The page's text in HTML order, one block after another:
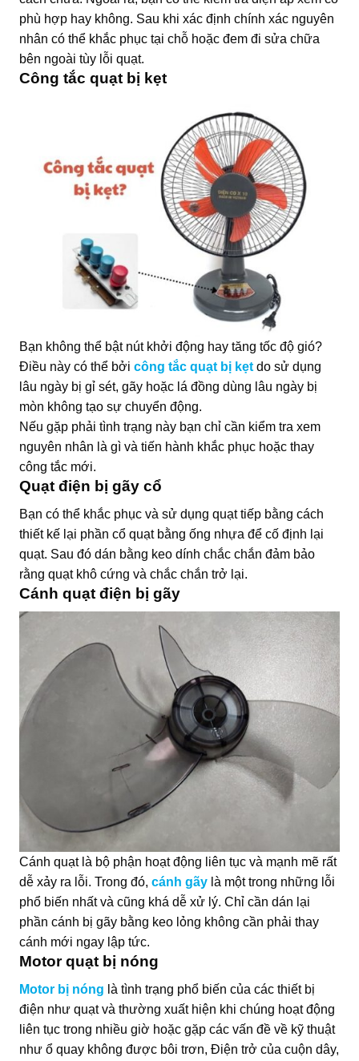
phù hợp hay không. Sau khi xác định chính xác nguyên
nhân có thể khắc phục tại chỗ hoặc đem đi sửa chữa
bên ngoài tùy lỗi quạt.
Công tắc quạt bị kẹt
Bạn không thể bật nút khởi động hay tăng tốc độ gió?
Điều này có thể bởi công tắc quạt bị kẹt do sử dụng
lâu ngày bị gỉ sét, gãy hoặc lá đồng dùng lâu ngày bị
mòn không tạo sự chuyển động.
Nếu gặp phải tình trạng này bạn chỉ cần kiểm tra xem
nguyên nhân là gì và tiến hành khắc phục hoặc thay
công tắc mới.
Quạt điện bị gãy cổ
Bạn có thể khắc phục và sử dụng quạt tiếp bằng cách
thiết kế lại phần cổ quạt bằng ống nhựa để cố định lại
quạt. Sau đó dán bằng keo dính chắc chắn đảm bảo
rằng quạt khô cứng và chắc chắn trở lại.
Cánh quạt điện bị gãy
Cánh quạt là bộ phận hoạt động liên tục và mạnh mẽ rất
dễ xảy ra lỗi. Trong đó, cánh gãy là một trong những lỗi
phổ biến nhất và cũng khá dễ xử lý. Chỉ cần dán lại
phần cánh bị gãy bằng keo lỏng không cần phải thay
cánh mới ngay lập tức.
Motor quạt bị nóng
Motor bị nóng là tình trạng phổ biến của các thiết bị
điện như quạt và thường xuất hiện khi chúng hoạt động
liên tục trong nhiều giờ hoặc gặp các vấn đề về kỹ thuật
như ổ quay không được bôi trơn, Điện trở của cuộn dây,